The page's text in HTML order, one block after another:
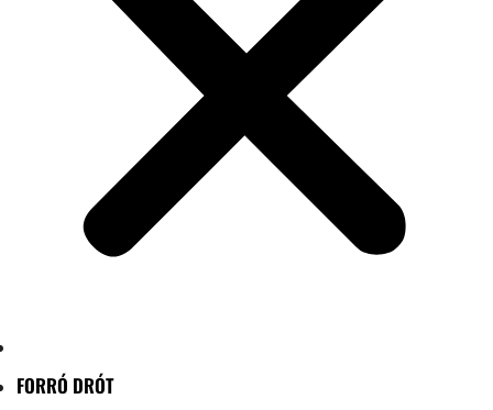
FORRÓ DRÓT